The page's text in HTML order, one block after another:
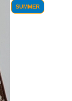
SUMMER